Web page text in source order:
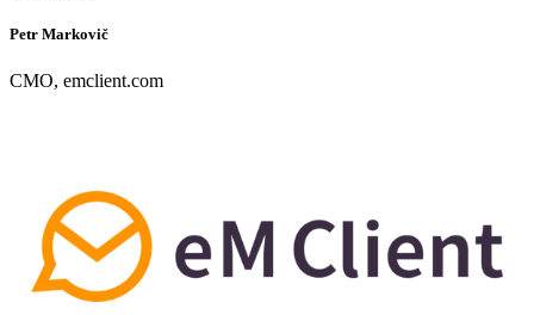
Petr Markovič
CMO, emclient.com